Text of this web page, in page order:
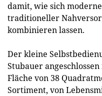
damit, wie sich
traditioneller
kombinieren lassen.
Der kleine
Stubauer
Fläche von 38
Sortiment, von